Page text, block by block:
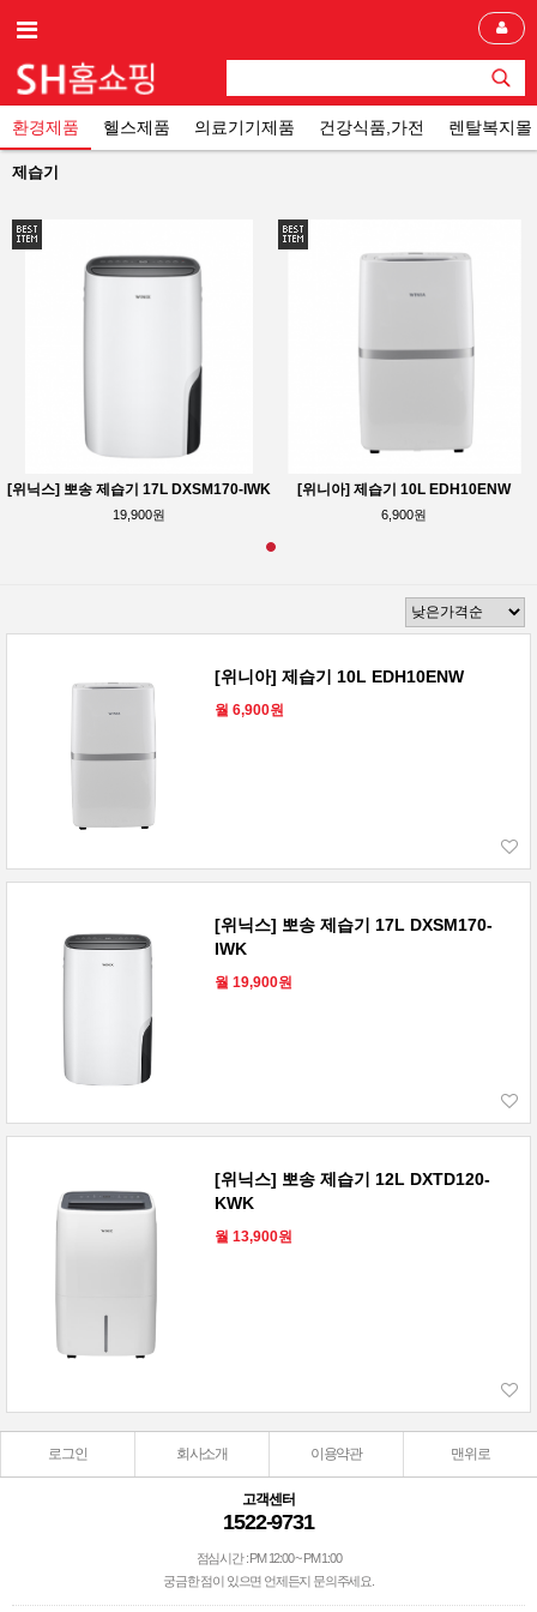
환경제품 헬스제품 의료기기제품 건강식품,가전 렌탈복지몰
제습기
[위닉스] 뽀송 제습기 17L DXSM170-IWK
19,900원
[위니아] 제습기 10L EDH10ENW
6,900원
[위니아] 제습기 10L EDH10ENW
월 6,900원
[위닉스] 뽀송 제습기 17L DXSM170-
IWK
월 19,900원
[위닉스] 뽀송 제습기 12L DXTD120-
KWK
월 13,900원
로그인 회사소개 이용약관 맨위로
고객센터
1522-9731
점심시간 : PM 12:00 ~ PM 1:00
궁금한 점이 있으면 언제든지 문의주세요.